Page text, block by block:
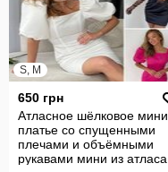
S, M
650 грн
Атласное шёлковое мини
платье со спущенными
плечами и объёмными
рукавами мини из атласа